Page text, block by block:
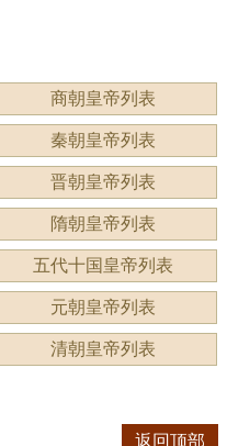
思？用
来形容
什么？
什么意
思？
商朝皇帝列表
秦朝皇帝列表
晋朝皇帝列表
隋朝皇帝列表
五代十国皇帝列表
元朝皇帝列表
清朝皇帝列表
返回顶部